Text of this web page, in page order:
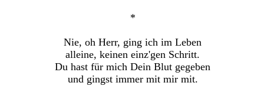
*
Nie, oh Herr, ging ich im Leben
alleine, keinen einz'gen Schritt.
Du hast für mich Dein Blut gegeben
und gingst immer mit mir mit.